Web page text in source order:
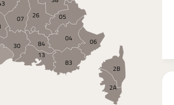
2A
2B
04
05
06
07
13
26
30
83
84